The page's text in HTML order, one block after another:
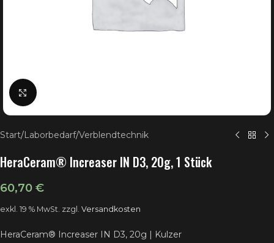
Klick zum Vergrößern
Start/Laborbedarf/Verblendtechnik
HeraCeram® Increaser IN D3, 20g, 1 Stück
60,70 €
exkl. 19 % MwSt. zzgl. Versandkosten
HeraCeram® Increaser IN D3, 20g | Kulzer